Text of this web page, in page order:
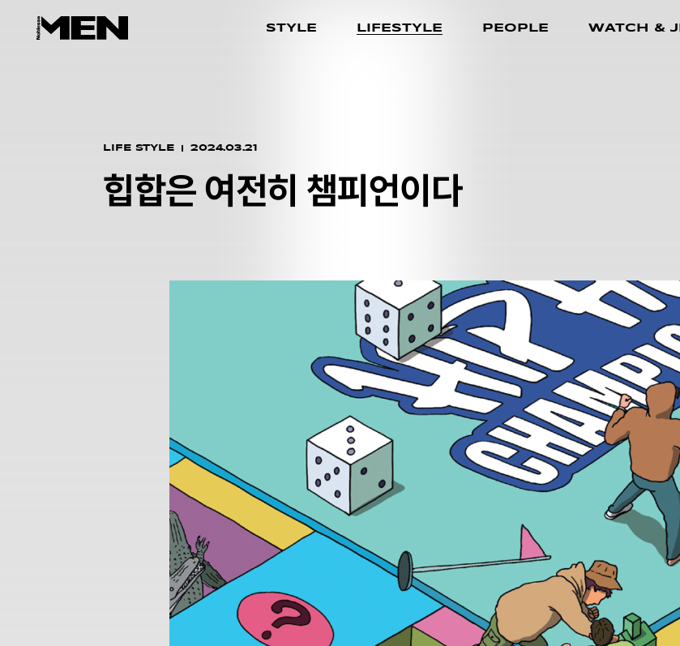
STYLE LIFESTYLE PEOPLE WATCH &
LIFE STYLE 2024.03.21
힙합은 여전히 챔피언이다